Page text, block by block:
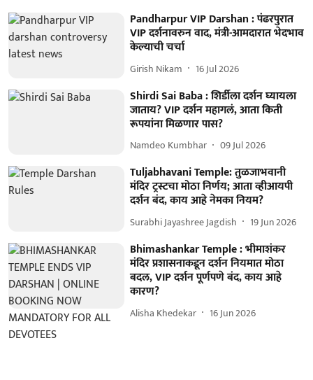
Pandharpur VIP Darshan : पंढरपुरात
VIP दर्शनावरुन वाद, मंत्री-आमदारात भेदभाव
केल्याची चर्चा
Girish Nikam 16 Jul 2026
Shirdi Sai Baba : शिर्डीला दर्शन घ्यायला
जाताय? VIP दर्शन महागलं, आता किती
रूपयांना मिळणार पास?
Namdeo Kumbhar 09 Jul 2026
Tuljabhavani Temple: तुळजाभवानी
मंदिर ट्रस्टचा मोठा निर्णय; आता व्हीआयपी
दर्शन बंद, काय आहे नेमका नियम?
Surabhi Jayashree Jagdish 19 Jun 2026
Bhimashankar Temple : भीमाशंकर
मंदिर प्रशासनाकडून दर्शन नियमात मोठा
बदल, VIP दर्शन पूर्णपणे बंद, काय आहे
कारण?
Alisha Khedekar 16 Jun 2026